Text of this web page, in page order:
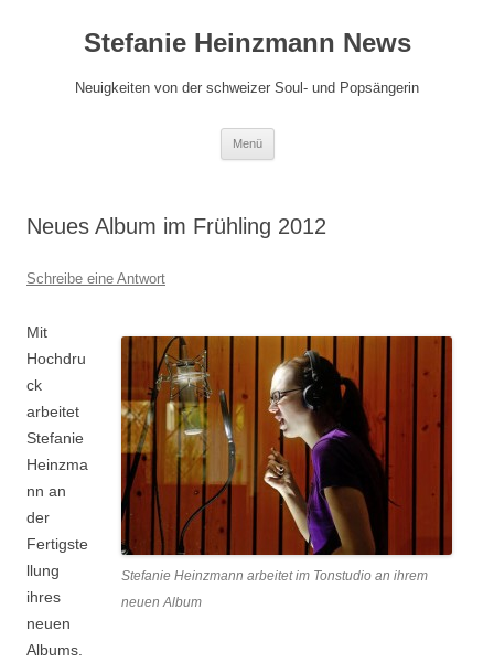
springenStefanie Heinzmann News
Neuigkeiten von der schweizer Soul- und Popsängerin
Menü
Neues Album im Frühling 2012
Schreibe eine Antwort
Stefanie Heinzmann arbeitet im Tonstudio an ihrem
neuen Album
Mit
Hochdru
ck
arbeitet
Stefanie
Heinzma
nn an
der
Fertigste
llung
ihres
neuen
Albums.